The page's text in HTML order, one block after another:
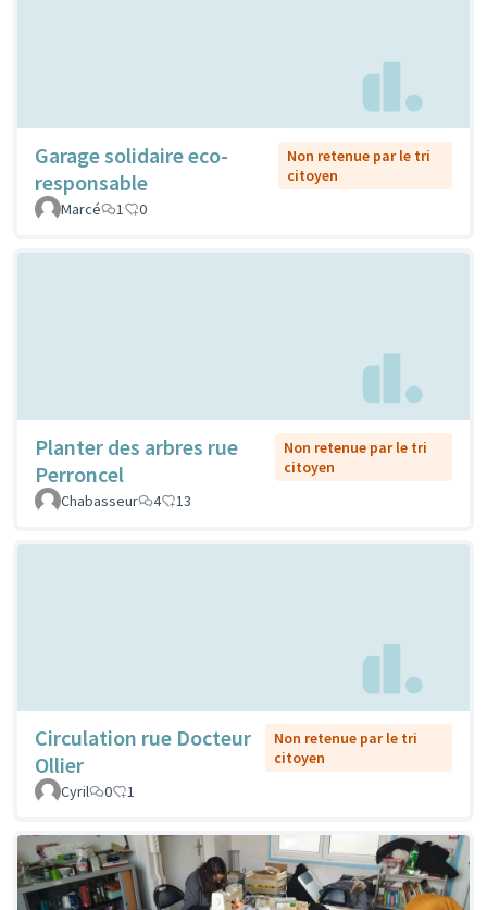
Garage solidaire eco-
responsable
Non retenue par le tri
citoyen
Marcé
1 0
Planter des arbres rue
Perroncel
Non retenue par le tri
citoyen
Chabasseur
4 13
Circulation rue Docteur
Ollier
Non retenue par le tri
citoyen
Cyril
0 1